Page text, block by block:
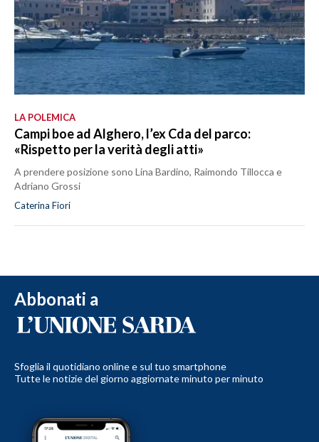
LA POLEMICA
Campi boe ad Alghero, l’ex Cda del parco:
«Rispetto per la verità degli atti»
A prendere posizione sono Lina Bardino, Raimondo Tillocca e
Adriano Grossi
Caterina Fiori
Abbonati a
Sfoglia il quotidiano online e sul tuo smartphone
Tutte le notizie del giorno aggiornate minuto per minuto